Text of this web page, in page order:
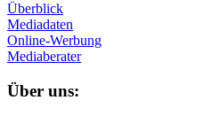
Überblick
Mediadaten
Online-Werbung
Mediaberater
Über uns: